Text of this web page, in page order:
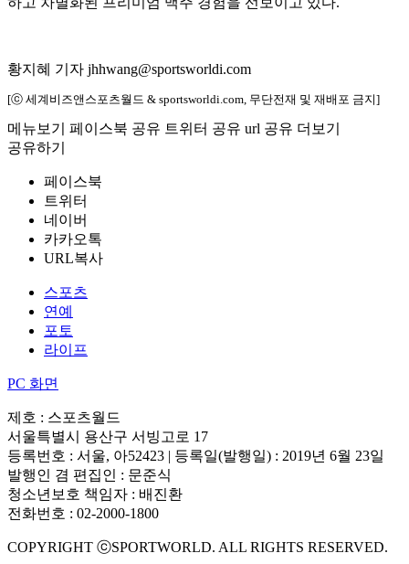
황지혜 기자 jhhwang@sportsworldi.com
[ⓒ 세계비즈앤스포츠월드 & sportsworldi.com, 무단전재 및 재배포 금지]
메뉴보기 페이스북 공유 트위터 공유 url 공유 더보기
공유하기
페이스북
트위터
네이버
카카오톡
URL복사
스포츠
연예
포토
라이프
PC 화면
제호 : 스포츠월드
서울특별시 용산구 서빙고로 17
등록번호 : 서울, 아52423 | 등록일(발행일) : 2019년 6월 23일
발행인 겸 편집인 : 문준식
청소년보호 책임자 : 배진환
전화번호 : 02-2000-1800
COPYRIGHT ⓒSPORTWORLD. ALL RIGHTS RESERVED.